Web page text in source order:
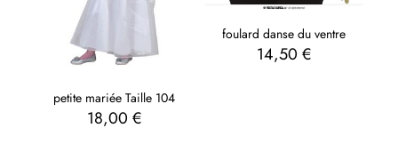
petite mariée Taille 104
18,00 €
foulard danse du ventre
14,50 €